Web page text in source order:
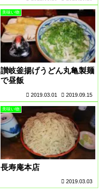
美味い物
讃岐釜揚げうどん丸亀製麺
で昼飯
2019.03.01 2019.09.15
美味い物
長寿庵本店
2019.03.03